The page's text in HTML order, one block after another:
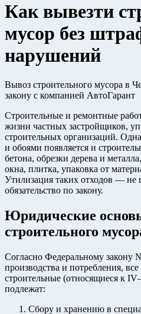
Как вывезти
мусор без
нарушений
Вывоз строительного мусора в
закону с компанией АвтоГарант
Строительные и ремонтные
жизни частных застройщиков,
строительных организаций.
и обоями появляется и
бетона, обрезки дерева и
окна, плитка, упаковка от
Утилизация таких отходов — не
обязательство по закону.
Юридические
строительного
Согласно Федеральному закону
производства и потребления,
строительные (относящиеся к
подлежат:
Сбору и хранению в